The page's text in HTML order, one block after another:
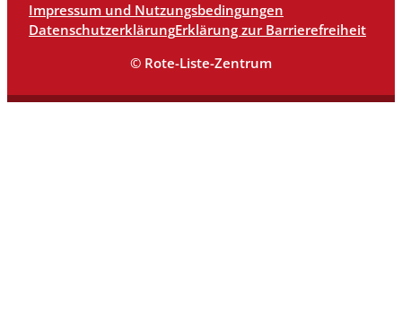
Impressum und Nutzungsbedingungen
DatenschutzerklärungErklärung zur Barrierefreiheit
© Rote-Liste-Zentrum